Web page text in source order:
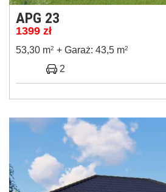
APG 23
1399 zł
53,30 m2 + Garaż: 43,5 m2
2